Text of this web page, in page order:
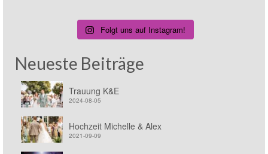
Folgt uns auf Instagram!
Neueste Beiträge
Trauung K&E
2024-08-05
Hochzeit Michelle & Alex
2021-09-09